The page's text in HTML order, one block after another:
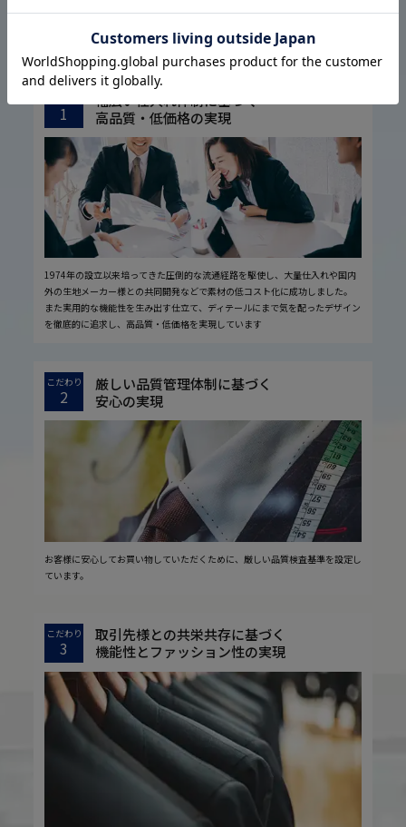
はるやまについて
ABOUT US
1
幅広い仕入れ体制に基づく
高品質・低価格の実現
1974年の設立以来培ってきた圧倒的な流通経路を駆使し、大量仕入れや国内
外の生地メーカー様との共同開発などで素材の低コスト化に成功しました。
また実用的な機能性を生み出す仕立て、ディテールにまで気を配ったデザイン
を徹底的に追求し、高品質・低価格を実現しています
こだわり
2
厳しい品質管理体制に基づく
安心の実現
お客様に安心してお買い物していただくために、厳しい品質検査基準を設定し
ています。
こだわり
3
取引先様との共栄共存に基づく
機能性とファッション性の実現